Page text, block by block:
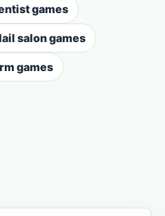
games
salon games
games